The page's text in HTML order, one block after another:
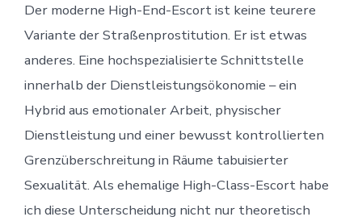
–
Warum
High-
End-
Escort
und
zwei
völlig
Welten
sind
Der moderne High-End-Escort ist keine teurere
Variante der Straßenprostitution. Er ist etwas
anderes. Eine hochspezialisierte Schnittstelle
innerhalb der Dienstleistungsökonomie – ein
Hybrid aus emotionaler Arbeit, physischer
Dienstleistung und einer bewusst kontrollierten
Grenzüberschreitung in Räume tabuisierter
Sexualität. Als ehemalige High-Class-Escort habe
ich diese Unterscheidung nicht nur theoretisch